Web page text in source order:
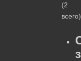
(2
всего)